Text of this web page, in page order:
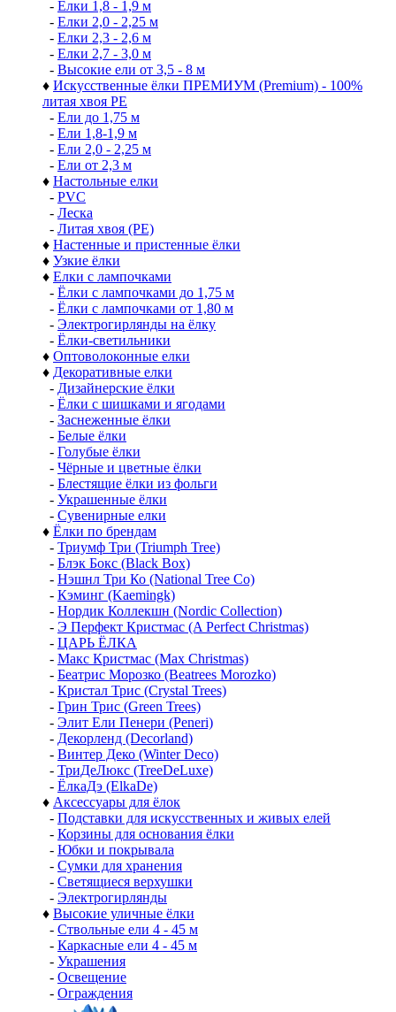
- Елки 1,8 - 1,9 м
- Елки 2,0 - 2,25 м
- Елки 2,3 - 2,6 м
- Елки 2,7 - 3,0 м
- Высокие ели от 3,5 - 8 м
♦ Искусственные ёлки ПРЕМИУМ (Premium) - 100%
литая хвоя РЕ
- Ели до 1,75 м
- Ели 1,8-1,9 м
- Ели 2,0 - 2,25 м
- Ели от 2,3 м
♦ Настольные елки
- PVC
- Леска
- Литая хвоя (РЕ)
♦ Настенные и пристенные ёлки
♦ Узкие ёлки
♦ Елки с лампочками
- Ёлки с лампочками до 1,75 м
- Ёлки с лампочками от 1,80 м
- Электрогирлянды на ёлку
- Ёлки-светильники
♦ Оптоволоконные елки
♦ Декоративные елки
- Дизайнерские ёлки
- Ёлки с шишками и ягодами
- Заснеженные ёлки
- Белые ёлки
- Голубые ёлки
- Чёрные и цветные ёлки
- Блестящие ёлки из фольги
- Украшенные ёлки
- Сувенирные елки
♦ Ёлки по брендам
- Триумф Три (Triumph Tree)
- Блэк Бокс (Black Box)
- Нэшнл Три Ко (National Tree Co)
- Кэминг (Kaemingk)
- Нордик Коллекшн (Nordic Collection)
- Э Перфект Кристмас (A Perfect Christmas)
- ЦАРЬ ЁЛКА
- Макс Кристмас (Max Christmas)
- Беатрис Морозко (Beatrees Morozko)
- Кристал Трис (Crystal Trees)
- Грин Трис (Green Trees)
- Элит Ели Пенери (Peneri)
- Декорленд (Decorland)
- Винтер Деко (Winter Deco)
- ТриДеЛюкс (TreeDeLuxe)
- ЁлкаДэ (ElkaDe)
♦ Аксессуары для ёлок
- Подставки для искусственных и живых елей
- Корзины для основания ёлки
- Юбки и покрывала
- Сумки для хранения
- Светящиеся верхушки
- Электрогирлянды
♦ Высокие уличные ёлки
- Ствольные ели 4 - 45 м
- Каркасные ели 4 - 45 м
- Украшения
- Освещение
- Ограждения